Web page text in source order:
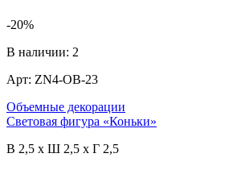
-20%
В наличии: 2
Арт: ZN4-OB-23
Объемные декорации
Световая фигура «Коньки»
В 2,5 x Ш 2,5 x Г 2,5